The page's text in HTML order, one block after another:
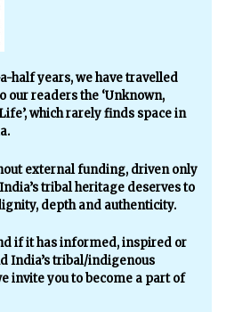
half years, we have travelled
our readers the ‘Unknown,
which rarely finds space in
external funding, driven only
tribal heritage deserves to
depth and authenticity.
if it has informed, inspired or
India’s tribal/indigenous
invite you to become a part of